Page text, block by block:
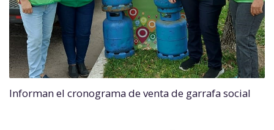
Informan el cronograma de venta de garrafa social